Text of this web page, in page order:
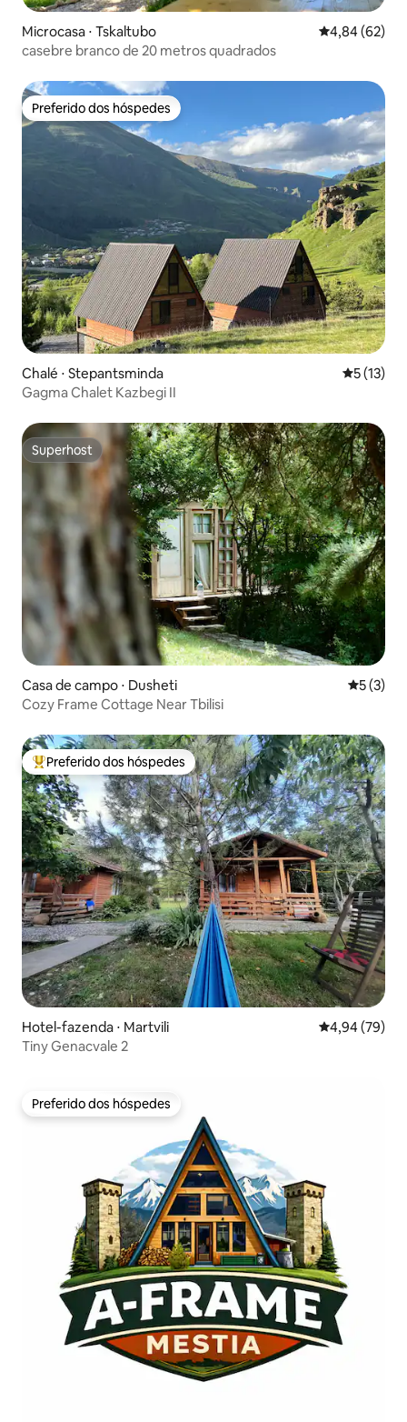
Microcasa ⋅ Tskaltubo 4,84 de uma
4,84 (62)
casebre branco de 20 metros quadrados
Preferido dos hóspedes
Preferido dos hóspedes
Chalé ⋅ Stepantsminda 5 de uma
5 (13)
Gagma Chalet Kazbegi II
Superhost
Superhost
Casa de campo ⋅ Dusheti 5 de
5 (3)
Cozy Frame Cottage Near Tbilisi
Entre os melhores preferidos dos hóspedes
Preferido dos hóspedes
Hotel-fazenda ⋅ Martvili 4,94 de uma
4,94 (79)
Tiny Genacvale 2
Preferido dos hóspedes
Preferido dos hóspedes